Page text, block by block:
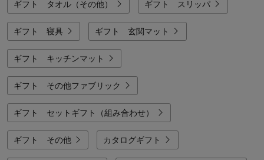
ギフト タオル（その他） ギフト スリッパ
ギフト 寝具 ギフト 玄関マット
ギフト キッチンマット
ギフト その他ファブリック
ギフト セットギフト（組み合わせ）
ギフト その他 カタログギフト